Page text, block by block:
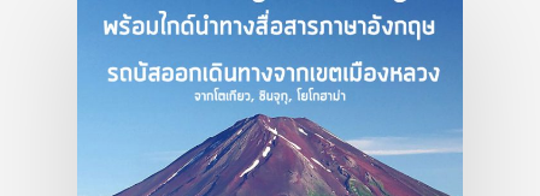
รถบัส
เดินทาง
ทัวร์
ที่พัก